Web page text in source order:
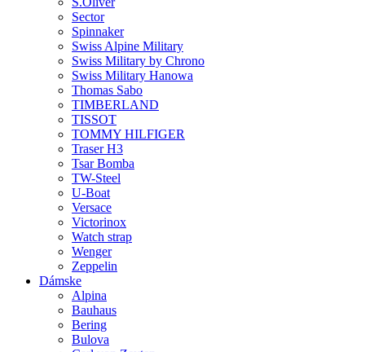
Sector
Spinnaker
Swiss Alpine Military
Swiss Military by Chrono
Swiss Military Hanowa
Thomas Sabo
TIMBERLAND
TISSOT
TOMMY HILFIGER
Traser H3
Tsar Bomba
TW-Steel
U-Boat
Versace
Victorinox
Watch strap
Wenger
Zeppelin
Dámske
Alpina
Bauhaus
Bering
Bulova